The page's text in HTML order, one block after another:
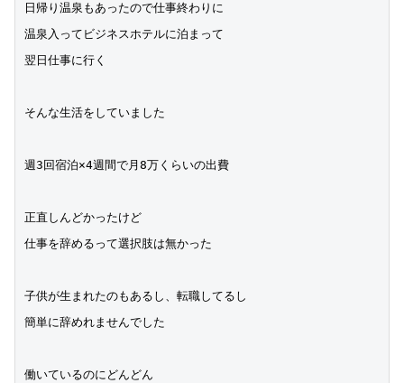
日帰り温泉もあったので仕事終わりに
温泉入ってビジネスホテルに泊まって
翌日仕事に行く
そんな生活をしていました
週3回宿泊×4週間で月8万くらいの出費
正直しんどかったけど
仕事を辞めるって選択肢は無かった
子供が生まれたのもあるし、転職してるし
簡単に辞めれませんでした
働いているのにどんどん